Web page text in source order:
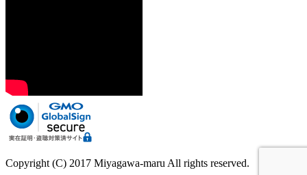
Copyright (C) 2017 Miyagawa-maru All rights reserved.